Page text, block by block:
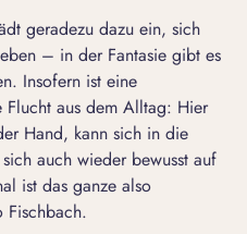
geradezu dazu ein, sich
– in der Fantasie gibt es
Insofern ist eine
Flucht aus dem Alltag: Hier
Hand, kann sich in die
auch wieder bewusst auf
ist das ganze also
Fischbach.